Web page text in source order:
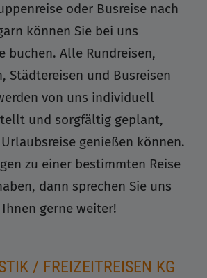
oder Busreise nach
können Sie bei uns
buchen. Alle Rundreisen,
Städtereisen und Busreisen
von uns individuell
und sorgfältig geplant,
genießen können.
zu einer bestimmten Reise
dann sprechen Sie uns
gerne weiter!
/ FREIZEITREISEN KG